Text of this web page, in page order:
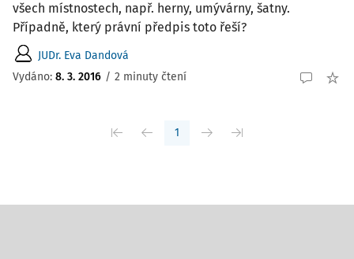
všech místnostech, např. herny, umývárny, šatny.
Případně, který právní předpis toto řeší?
JUDr. Eva Dandová
Vydáno: 8. 3. 2016 / 2 minuty čtení
1